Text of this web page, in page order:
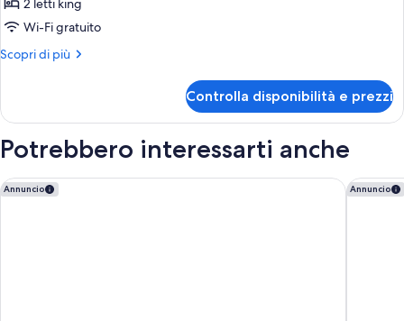
2
da
comunicanti
2 letti king
Wi-Fi gratuito
Scopri di più
Altri
2
da
camere
comunicanti
Controlla disponibilità e prezzi
Potrebbero interessarti anche
Annuncio
Leonardo Smart Hotel Vienna Airport Annuncio